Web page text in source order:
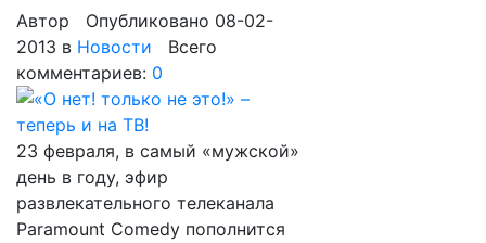
Автор
Опубликовано 08-02-
2013 в Новости Всего
комментариев: 0
23 февраля, в самый «мужской»
день в году, эфир
развлекательного телеканала
Paramount Comedy пополнится